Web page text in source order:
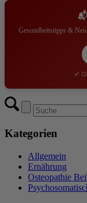
Gesundheitstipps &
✔
Kategorien
Allgemein
Ernährung
Osteopathie